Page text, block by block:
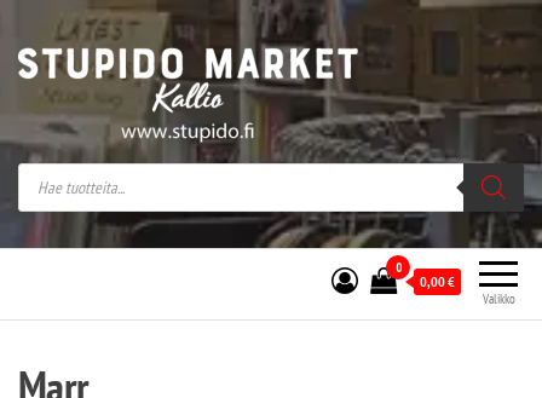
Stupido Market – verkossa ja kivijalassa
Stupido Market on vaihtoehtomusaan
erikoistunut verkko- sekä
kivijalkakauppa Helsingissä Kallion
sydämessä.
Valikko
0
0,00€
Marr